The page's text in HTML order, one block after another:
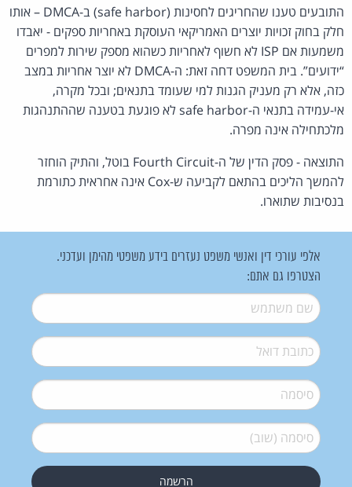
התובעים טענו שהחריגים לחסינות (safe harbor) ב-DMCA – אותו
חלק בחוק זכויות יוצרים האמריקאי העוסקת באחריות ספקים - יאבדו
משמעות אם ISP לא חשוף לאחריות כשהוא מספק שירות למפרים
“ידועים”. בית המשפט דחה זאת: ה-DMCA לא יוצר אחריות במצב
כזה, אלא רק מעניק הגנות למי שעומד בתנאים; ובכל מקרה,
אי-עמידה בתנאי ה-safe harbor לא פוגעת בטענה שההתנהגות
מלכתחילה אינה מפרה.
התוצאה - פסק הדין של ה-Fourth Circuit בוטל, והתיק הוחזר
להמשך הליכים בהתאם לקביעה ש-Cox אינה אחראית כתורמת
בנסיבות שתוארו.
אלפי עורכי דין ואנשי משפט נעזרים בידע משפטי מהימן ועדכני.
הצטרפו גם אתם:
שם משתמש*
דואל*
סיסמה*
סיסמה (שוב)*